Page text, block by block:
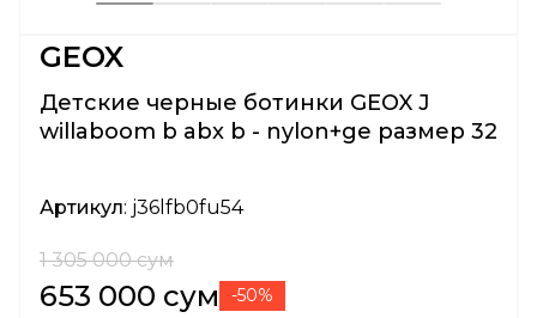
GEOX
Детские черные ботинки GEOX J
willaboom b abx b - nylon+ge размер 32
Артикул: j36lfb0fu54
1 305 000 сум
653 000 сум -50%